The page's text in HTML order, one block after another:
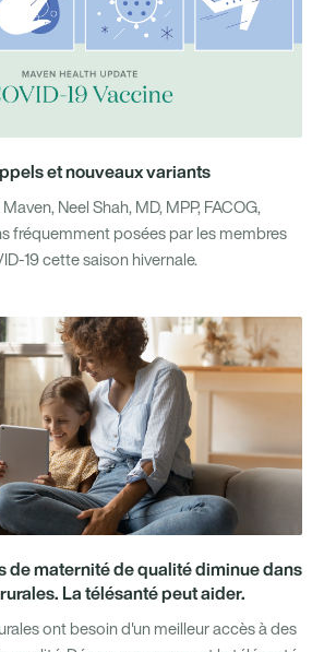
et nouveaux variants
Neel Shah, MD, MPP, FACOG,
fréquemment posées par les membres
19 cette saison hivernale.
de maternité de qualité diminue dans
La télésanté peut aider.
ont besoin d'un meilleur accès à des